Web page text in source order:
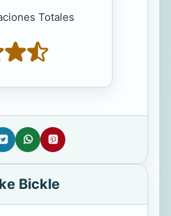
Totales
Bickle